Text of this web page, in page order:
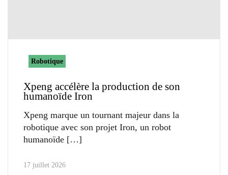
Robotique
Xpeng accélère la production de son
humanoïde Iron
Xpeng marque un tournant majeur dans la
robotique avec son projet Iron, un robot
humanoïde
17 juillet 2026